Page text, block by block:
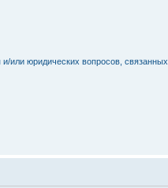
или юридических вопросов, связанных